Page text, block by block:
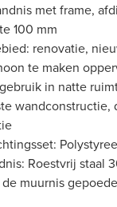
met frame,
100 mm
renovatie,
te maken
in natte
wandconstructie,
Roestvrij staal
muurnis